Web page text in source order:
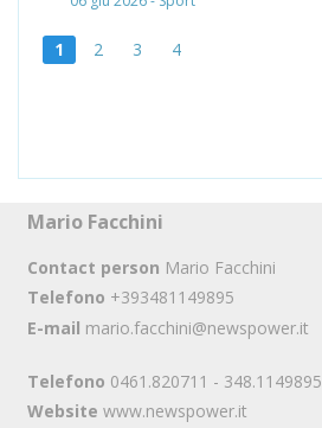
1 2 3 4
Mario Facchini
Contact person Mario Facchini
Telefono +393481149895
E-mail mario.facchini@newspower.it
Telefono 0461.820711 - 348.1149895
Website www.newspower.it